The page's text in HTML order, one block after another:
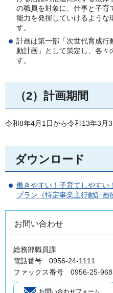
の職員を対象に、仕事と子育
能力を発揮していけるような
す。
計画は第一部「次世代育成行
動計画」として策定し、各々
す。
（2）計画期間
令和8年4月1日から令和13年3月
ダウンロード
働きやすい！子育てしやすい
プラン（特定事業主行動計画
お問い合わせ
総務部職員課
電話番号 0956-24-1111
ファックス番号 0956-25-